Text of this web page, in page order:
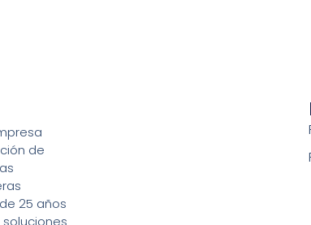
de
25 años